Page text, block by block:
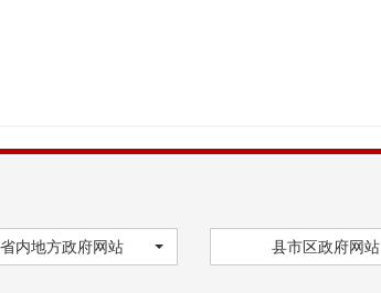
省内地方政府网站 县市区政府网站